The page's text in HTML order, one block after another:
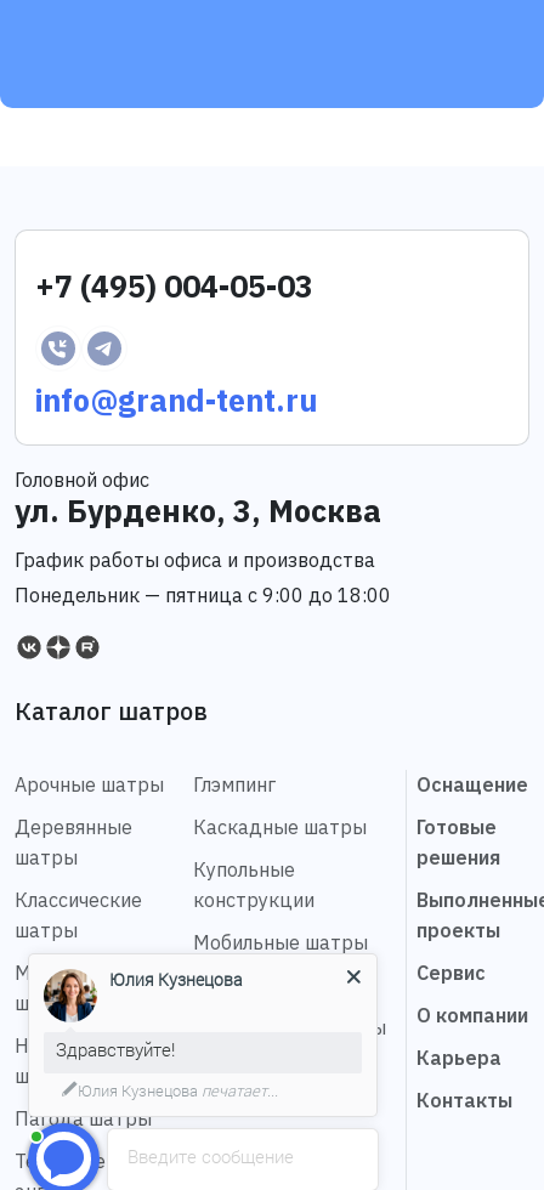
+7 (495) 004-05-03
info@grand-tent.ru
Головной офис
ул. Бурденко, 3, Москва
График работы офиса и производства
Понедельник — пятница с 9:00 до 18:00
Каталог шатров
Арочные шатры
Деревянные
шатры
Классические
шатры
Мембранные
шатры
Надувные
шатры
Пагода шатры
Тентовые
Глэмпинг
Каскадные шатры
Купольные
конструкции
Мобильные шатры
Натяжные шатры
Сферические шатры
Оснащение
Готовые
решения
проекты
Сервис
О компании
Карьера
Контакты
Введите сообщение
Юлия Кузнецова
Здравствуйте!
Юлия Кузнецова печатает...